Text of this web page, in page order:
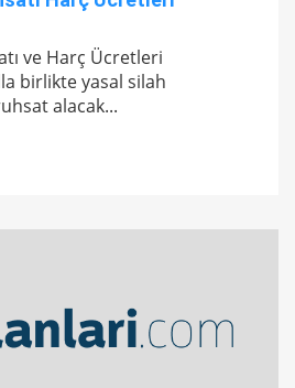
ve Harç Ücretleri
birlikte yasal silah
alacak...